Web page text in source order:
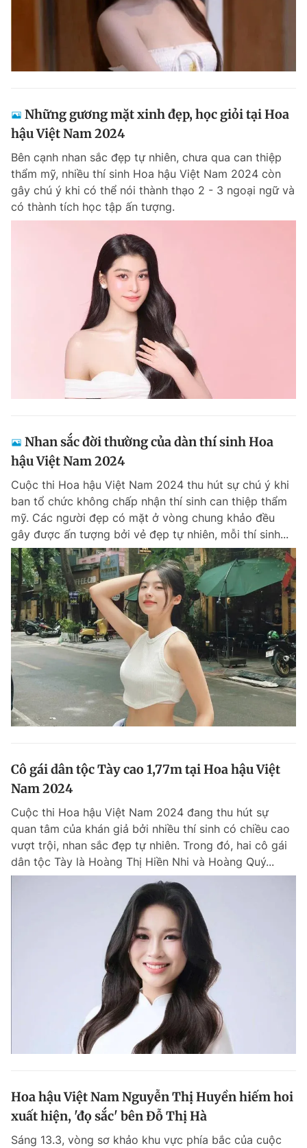
Những gương mặt xinh đẹp, học giỏi tại Hoa
hậu Việt Nam 2024
Bên cạnh nhan sắc đẹp tự nhiên, chưa qua can thiệp
thẩm mỹ, nhiều thí sinh Hoa hậu Việt Nam 2024 còn
gây chú ý khi có thể nói thành thạo 2 - 3 ngoại ngữ và
có thành tích học tập ấn tượng.
Nhan sắc đời thường của dàn thí sinh Hoa
hậu Việt Nam 2024
Cuộc thi Hoa hậu Việt Nam 2024 thu hút sự chú ý khi
ban tổ chức không chấp nhận thí sinh can thiệp thẩm
mỹ. Các người đẹp có mặt ở vòng chung khảo đều
gây được ấn tượng bởi vẻ đẹp tự nhiên, mỗi thí sinh...
Cô gái dân tộc Tày cao 1,77m tại Hoa hậu Việt
Nam 2024
Cuộc thi Hoa hậu Việt Nam 2024 đang thu hút sự
quan tâm của khán giả bởi nhiều thí sinh có chiều cao
vượt trội, nhan sắc đẹp tự nhiên. Trong đó, hai cô gái
dân tộc Tày là Hoàng Thị Hiền Nhi và Hoàng Quý...
Hoa hậu Việt Nam Nguyễn Thị Huyền hiếm hoi
xuất hiện, 'đọ sắc' bên Đỗ Thị Hà
Sáng 13.3, vòng sơ khảo khu vực phía bắc của cuộc